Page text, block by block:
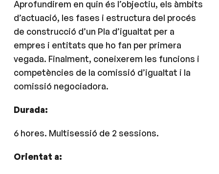
Aprofundirem en quin és l’objectiu, els àmbits
d’actuació, les fases i estructura del procés
de construcció d’un Pla d’igualtat per a
empres i entitats que ho fan per primera
vegada. Finalment, coneixerem les funcions i
competències de la comissió d’igualtat i la
comissió negociadora.
Durada:
6 hores. Multisessió de 2 sessions.
Orientat a: